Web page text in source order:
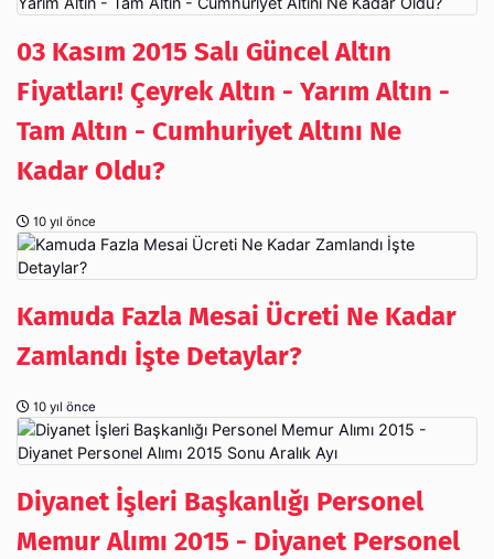
03 Kasım 2015 Salı Güncel Altın
Fiyatları! Çeyrek Altın - Yarım Altın -
Tam Altın - Cumhuriyet Altını Ne
Kadar Oldu?
10 yıl önce
Kamuda Fazla Mesai Ücreti Ne Kadar
Zamlandı İşte Detaylar?
10 yıl önce
Diyanet İşleri Başkanlığı Personel
Memur Alımı 2015 - Diyanet Personel